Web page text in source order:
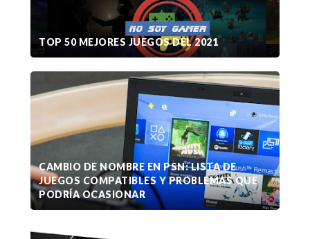
TOP 50 MEJORES JUEGOS DEL 2021
CAMBIO DE NOMBRE EN PSN: LISTA DE
JUEGOS COMPATIBLES Y PROBLEMAS QUE
PODRÍA OCASIONAR